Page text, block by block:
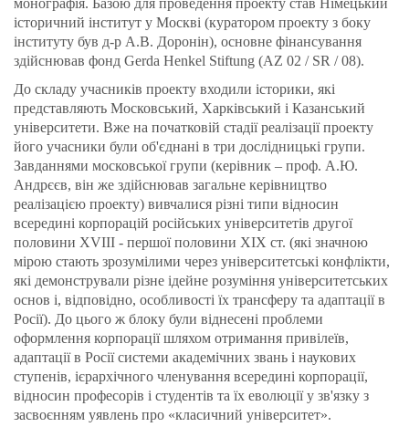
монографія. Базою для проведення проекту став Німецький
історичний інститут у Москві (куратором проекту з боку
інституту був д-р А.В. Доронін), основне фінансування
здійснював фонд Gerda Henkel Stiftung (AZ 02 / SR / 08).
До складу учасників проекту входили історики, які
представляють Московський, Харківський і Казанський
університети. Вже на початковій стадії реалізації проекту
його учасники були об'єднані в три дослідницькі групи.
Завданнями московської групи (керівник – проф. А.Ю.
Андрєєв, він же здійснював загальне керівництво
реалізацією проекту) вивчалися різні типи відносин
всередині корпорацій російських університетів другої
половини XVIII - першої половини XIX ст. (які значною
мірою стають зрозумілими через університетські конфлікти,
які демонстрували різне ідейне розуміння університетських
основ і, відповідно, особливості їх трансферу та адаптації в
Росії). До цього ж блоку були віднесені проблеми
оформлення корпорації шляхом отримання привілеїв,
адаптації в Росії системи академічних звань і наукових
ступенів, ієрархічного членування всередині корпорації,
відносин професорів і студентів та їх еволюції у зв'язку з
засвоєнням уявлень про «класичний університет».